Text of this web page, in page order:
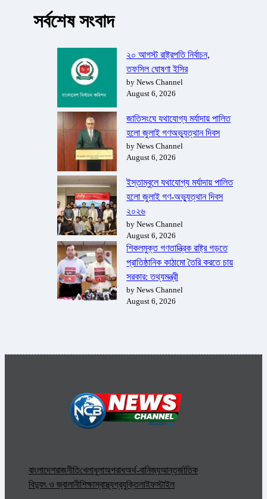
সর্বশেষ সংবাদ
২০ আগস্ট রাষ্ট্রপতি নির্বাচন,
তফসিল ঘোষণা ইসির
by News Channel
August 6, 2026
জাতিসংঘে যথাযোগ্য মর্যাদায় পালিত
হলো জুলাই গণঅভ্যুত্থান দিবস
by News Channel
August 6, 2026
ইস্তাম্বুলে যথাযোগ্য মর্যাদায় পালিত
হলো জুলাই গণ-অভ্যুত্থান দিবস
২০২৬
by News Channel
August 6, 2026
শিকলমুক্ত গণতান্ত্রিক রাষ্ট্র গড়তে
প্রাতিষ্ঠানিক কাঠামো তৈরি করতে চায়
সরকার: তথ্যমন্ত্রী
by News Channel
August 6, 2026
বাংলাদেশরাজনীতিখেলাধুলাঅপরাধঅর্থ-বানিজ্যআন্তর্জাতিক
বিদ্যুৎ ও জ্বালানীশিক্ষাস্বাস্থ্যপ্রযুক্তিলাইফস্টাইল